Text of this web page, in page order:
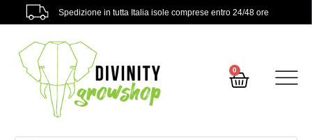
Spedizione in tutta Italia isole comprese entro 24/48 ore
0